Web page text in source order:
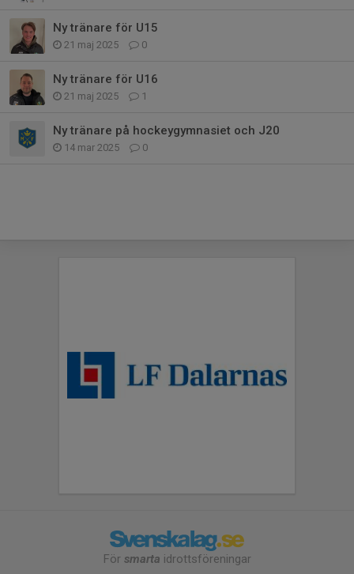
Ny tränare för U15
21 maj 2025 0
Ny tränare för U16
21 maj 2025 1
Ny tränare på hockeygymnasiet och J20
14 mar 2025 0
För smarta idrottsföreningar